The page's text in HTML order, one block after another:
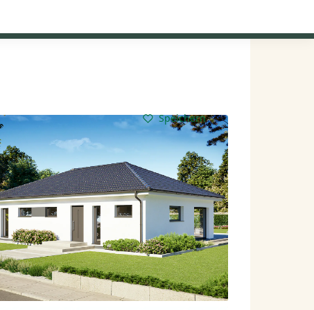
Speichern